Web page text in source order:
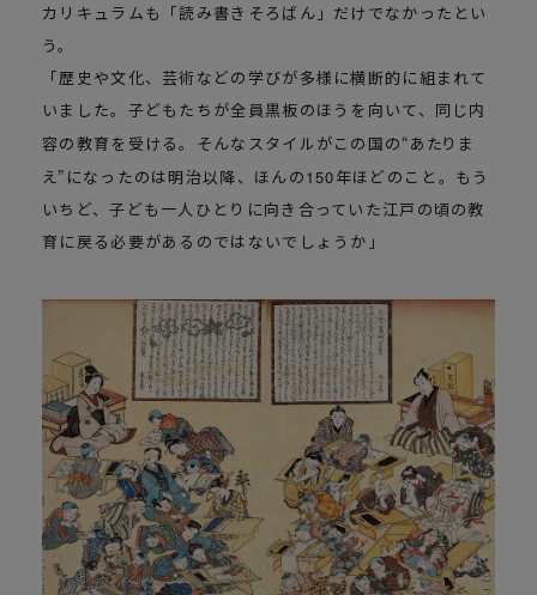
カリキュラムも「読み書きそろばん」だけでなかったとい
う。
「歴史や文化、芸術などの学びが多様に横断的に組まれて
いました。子どもたちが全員黒板のほうを向いて、同じ内
容の教育を受ける。そんなスタイルがこの国の あたりま
え になったのは明治以降、ほんの150年ほどのこと。もう
いちど、子ども一人ひとりに向き合っていた江戸の頃の教
育に戻る必要があるのではないでしょうか」